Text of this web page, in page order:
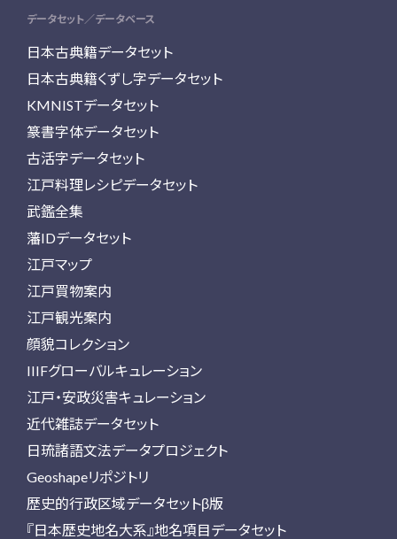
データセット／データベース
日本古典籍データセット
日本古典籍くずし字データセット
KMNISTデータセット
篆書字体データセット
古活字データセット
江戸料理レシピデータセット
武鑑全集
藩IDデータセット
江戸マップ
江戸買物案内
江戸観光案内
顔貌コレクション
IIIFグローバルキュレーション
江戸・安政災害キュレーション
近代雑誌データセット
日琉諸語文法データプロジェクト
Geoshapeリポジトリ
歴史的行政区域データセットβ版
『日本歴史地名大系』地名項目データセット